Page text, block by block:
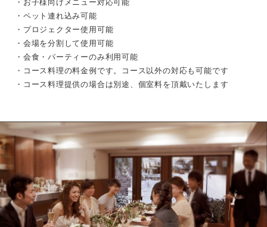
・お子様向けメニュー対応可能
・ペット連れ込み可能
・プロジェクター使用可能
・会場を分割して使用可能
・会食・パーティーのみ利用可能
・コース料理の料金例です。コース以外の対応も可能です
・コース料理提供の場合は別途、個室料を頂戴いたします